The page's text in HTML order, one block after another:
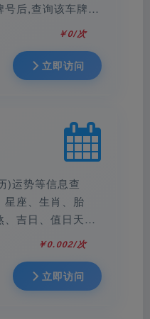
后,查询该车牌号
￥0/次
立即访问
)运势等信息查
星座、生肖、胎
吉日、值日天
、喜神、福神、
￥0.002/次
立即访问